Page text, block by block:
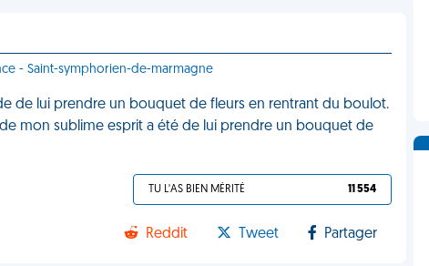
- Saint-symphorien-de-marmagne
de lui prendre un bouquet de fleurs en rentrant du boulot.
mon sublime esprit a été de lui prendre un bouquet de
TU L'AS BIEN MÉRITÉ 11 554
Reddit Tweet Partager